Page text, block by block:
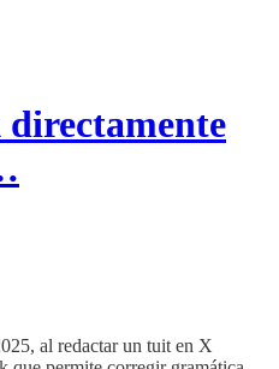
al redactar un tuit en X